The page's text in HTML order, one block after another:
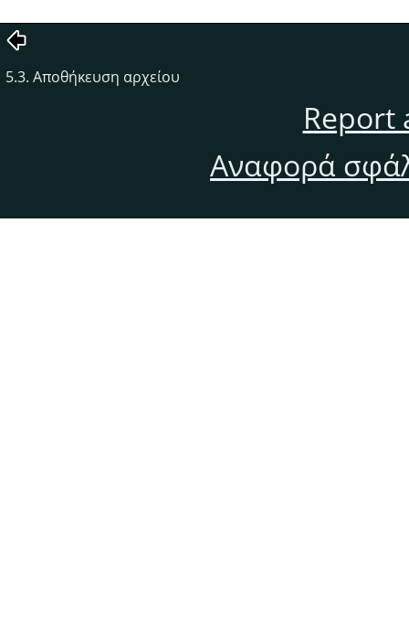
5.3. Αποθήκευση αρχείου
Report
Αναφορά